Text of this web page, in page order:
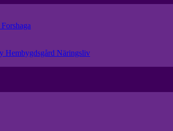
Forshaga
Hembygdsgård Näringsliv